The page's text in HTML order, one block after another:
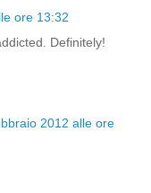
ore 13:32
Definitely!
2012 alle ore